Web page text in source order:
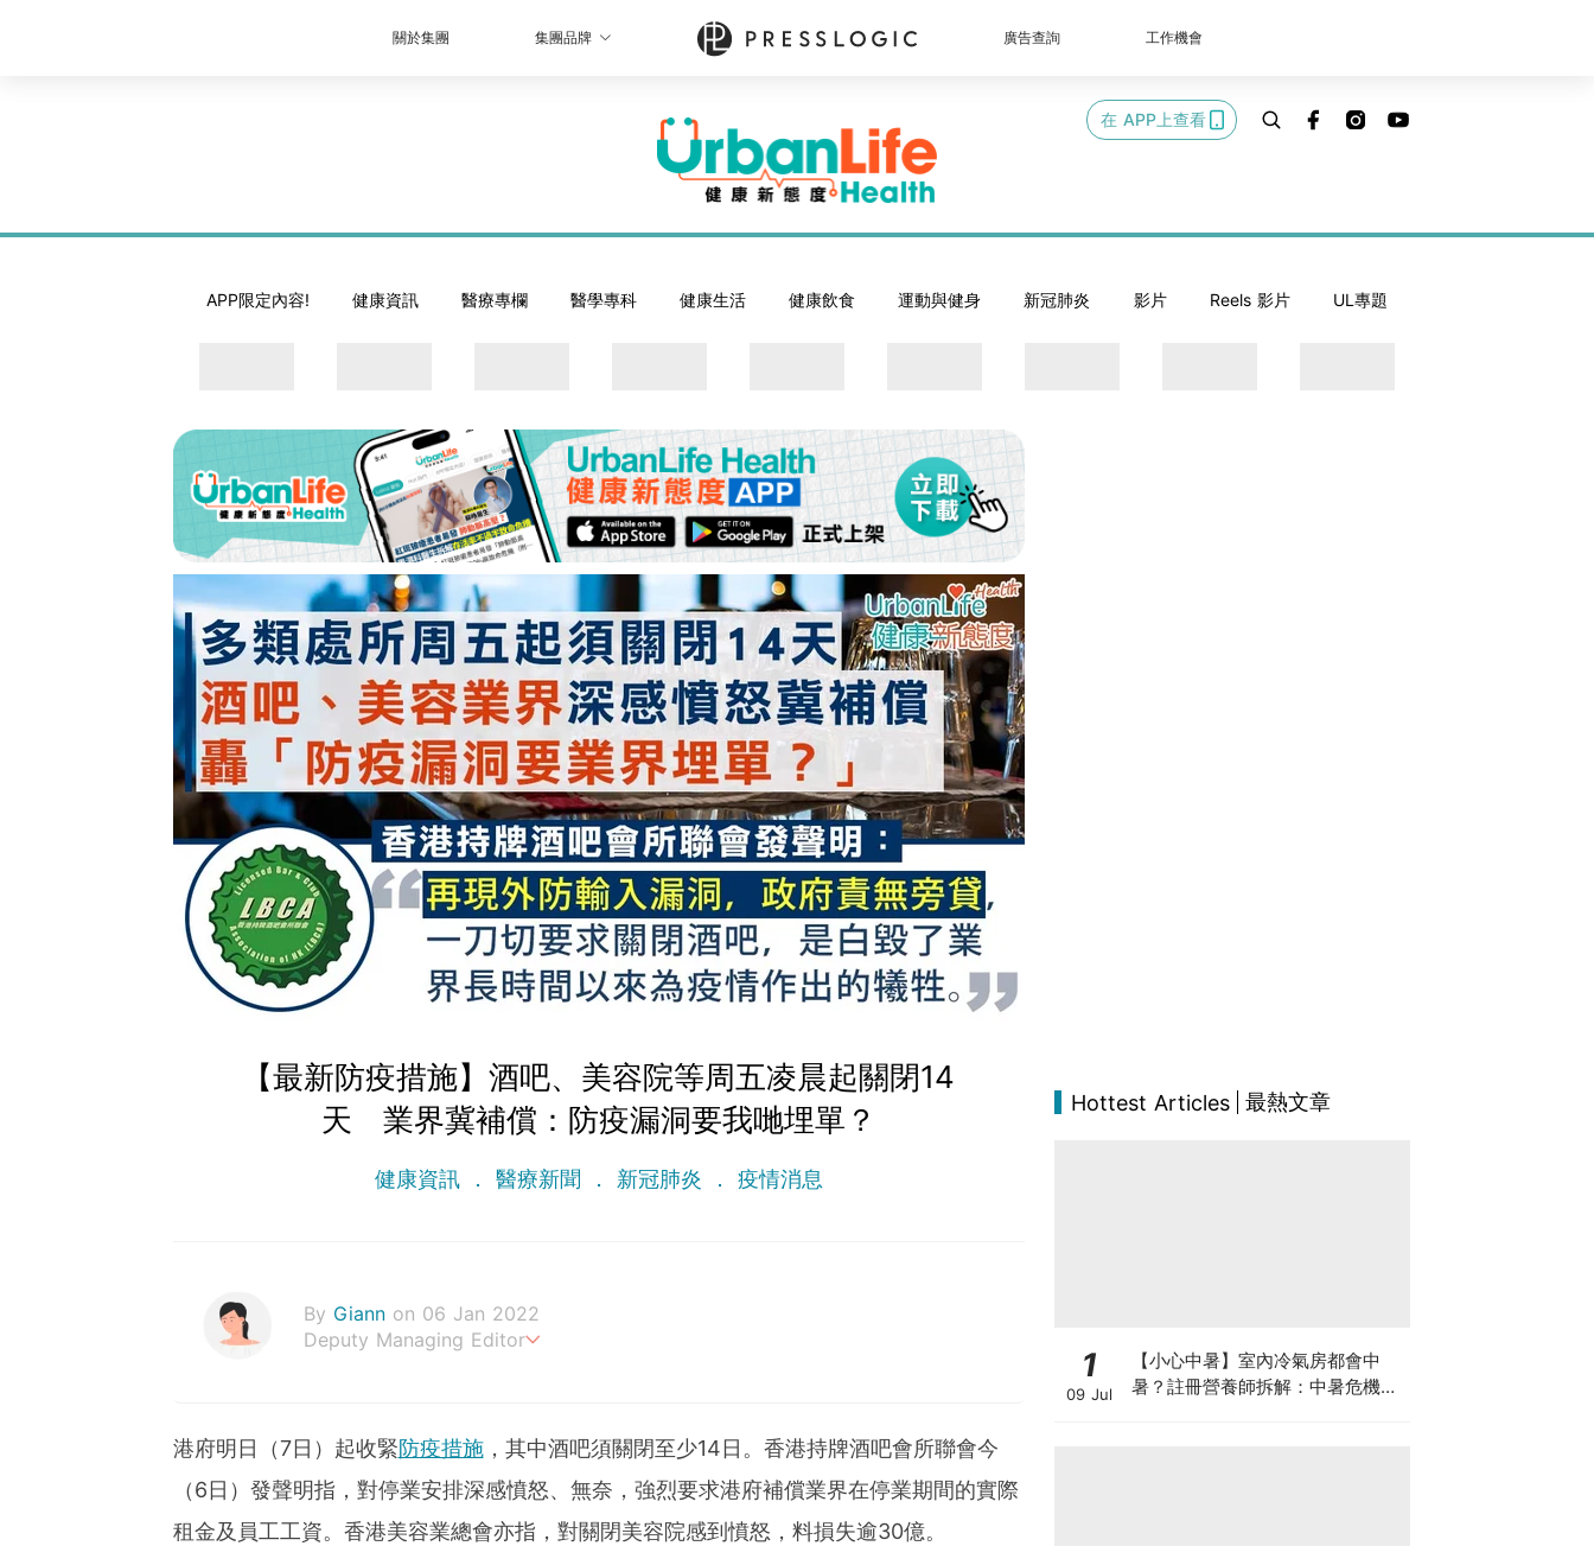
關於集團 集團品牌 廣告查詢 工作機會
在 APP上查看
APP限定內容! 健康資訊 醫療專欄 醫學專科 健康生活 健康飲食 運動與健身 新冠肺炎 影片 Reels 影片 UL專題
【最新防疫措施】酒吧、美容院等周五凌晨起關閉14
天 業界冀補償：防疫漏洞要我哋埋單？
健康資訊 醫療新聞 新冠肺炎 疫情消息
By Giann on 06 Jan 2022
Deputy Managing Editor
港府明日（7日）起收緊防疫措施，其中酒吧須關閉至少14日。香港持牌酒吧會所聯會今
（6日）發聲明指，對停業安排深感憤怒、無奈，強烈要求港府補償業界在停業期間的實際
租金及員工工資。香港美容業總會亦指，對關閉美容院感到憤怒，料損失逾30億。
Hottest Articles 最熱文章
1
09 Jul
【小心中暑】室內冷氣房都會中
暑？註冊營養師拆解：中暑危機及